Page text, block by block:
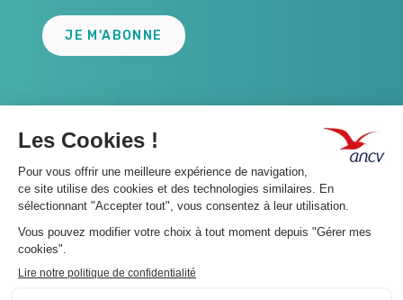
JE M'ABONNE
A propos 👇